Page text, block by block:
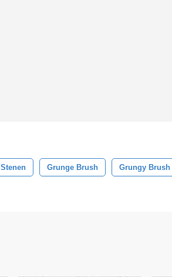
Stenen Grunge Brush Grungy Brush